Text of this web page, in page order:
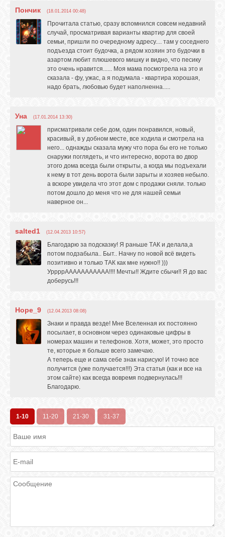
Пончик (18.01.2014 00:48)
Прочитала статью, сразу вспомнился совсем недавний
случай, просматривая варианты квартир для своей
семьи, пришли по очередному адресу.... там у соседнего
подъезда стоит будочка, а рядом хозяин это будочки в
азартом любит плюшевого мишку и видно, что песику
это очень нравится...... Моя мама посмотрела на это и
сказала - фу, ужас, а я подумала - квартира хорошая,
надо брать, любовью будет наполненна.....
Уна (17.01.2014 13:30)
присматривали себе дом, один понравился, новый,
красивый, в у добном месте, все ходила и смотрела на
него... однажды сказала мужу что пора бы его не только
снаружи поглядеть, и что интересно, ворота во двор
этого дома всегда были открыты, а когда мы подъехали
к нему в тот день ворота были зарыты и хозяев небыло.
а вскоре увидела что этот дом с продажи сняли. только
потом дошло до меня что не для нашей семьи
наверное он...
salted1 (12.04.2013 10:57)
Благодарю за подсказку! Я раньше ТАК и делала,а
потом подзабыла.. Быт.. Начну по новой всё видеть
позитивно и только ТАК как мне нужно!! )))
УррррААААААААААА!!!! Мечты!! Ждите сбычи!! Я до вас
доберусь!!!
Hope_9 (12.04.2013 08:08)
Знаки и правда везде! Мне Вселенная их постоянно
посылает, в основном через одинаковые цифры в
номерах машин и телефонов. Хотя, может, это просто
те, которые я больше всего замечаю.
А теперь еще и сама себе знак нарисую! И точно все
получится (уже получается!!!) Эта статья (как и все на
этом сайте) как всегда вовремя подвернулась!!!
Благодарю.
1-10 11-20 21-30 31-37